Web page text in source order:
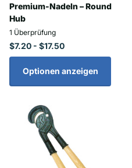
Premium-Nadeln – Round
Hub
1 Überprüfung
$7.20 - $17.50
Optionen anzeigen